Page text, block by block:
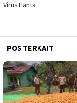
Virus Hanta
POS TERKAIT